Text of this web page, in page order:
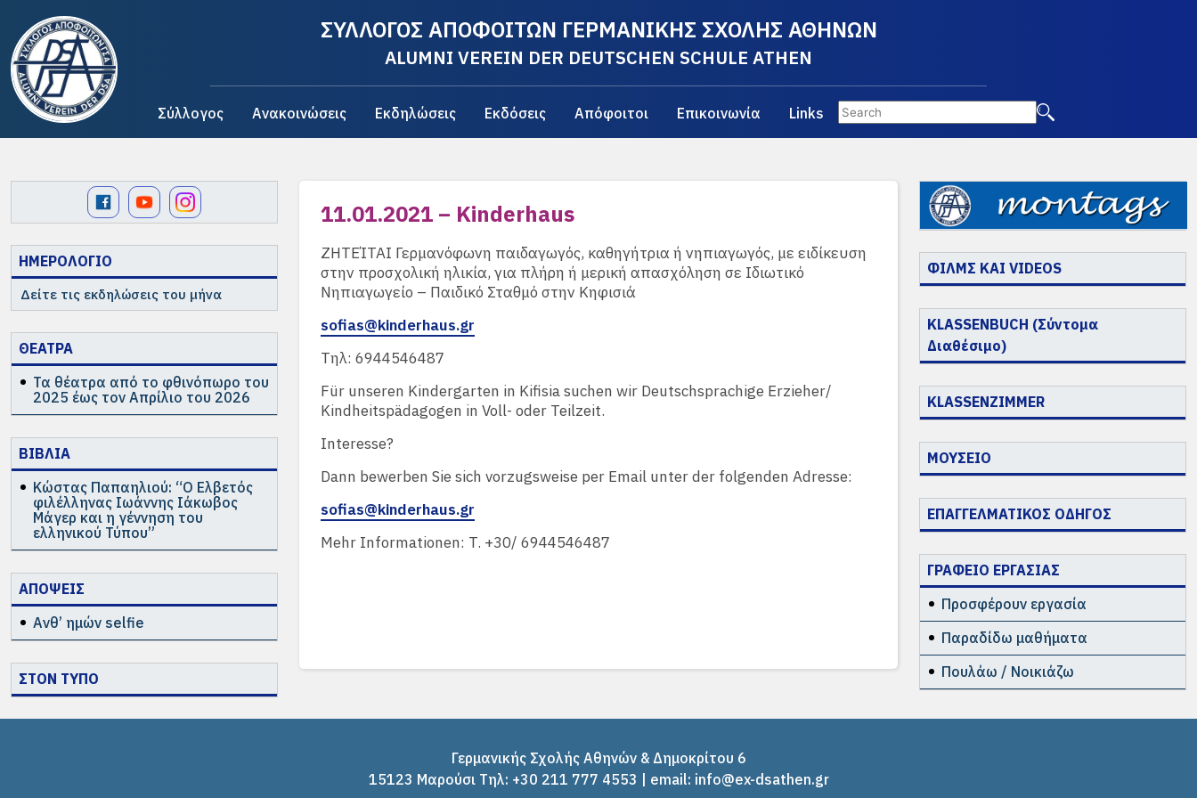
ΣΥΛΛΟΓΟΣ ΑΠΟΦΟΙΤΩΝ ΓΕΡΜΑΝΙΚΗΣ ΣΧΟΛΗΣ ΑΘΗΝΩΝ
ALUMNI VEREIN DER DEUTSCHEN SCHULE ATHEN
Σύλλογος Ανακοινώσεις Εκδηλώσεις Εκδόσεις Απόφοιτοι Επικοινωνία Links
ΗΜΕΡΟΛΟΓΙΟ
Δείτε τις εκδηλώσεις του μήνα
ΘΕΑΤΡΑ
Τα θέατρα από το φθινόπωρο του
2025 έως τον Απρίλιο του 2026
ΒΙΒΛΙΑ
Κώστας Παπαηλιού: “Ο Ελβετός
φιλέλληνας Ιωάννης Ιάκωβος
Μάγερ και η γέννηση του
ελληνικού Τύπου”
ΑΠΟΨΕΙΣ
Ανθ’ ημών selfie
ΣΤΟΝ ΤΥΠΟ
11.01.2021 – Kinderhaus
ΖΗΤΕΊΤΑΙ Γερμανόφωνη παιδαγωγός, καθηγήτρια ή νηπιαγωγός, με ειδίκευση
στην προσχολική ηλικία, για πλήρη ή μερική απασχόληση σε Ιδιωτικό
Νηπιαγωγείο – Παιδικό Σταθμό στην Κηφισιά
sofias@kinderhaus.gr
Τηλ: 6944546487
Für unseren Kindergarten in Kifisia suchen wir Deutschsprachige Erzieher/
Kindheitspädagogen in Voll- oder Teilzeit.
Interesse?
Dann bewerben Sie sich vorzugsweise per Email unter der folgenden Adresse:
sofias@kinderhaus.gr
Mehr Informationen: T. +30/ 6944546487
ΦΙΛΜΣ ΚΑΙ VIDEOS
KLASSENBUCH (Σύντομα
Διαθέσιμο)
KLASSENZIMMER
ΜΟΥΣΕΙΟ
ΕΠΑΓΓΕΛΜΑΤΙΚΟΣ ΟΔΗΓΟΣ
ΓΡΑΦΕΙΟ ΕΡΓΑΣΙΑΣ
Προσφέρουν εργασία
Παραδίδω μαθήματα
Πουλάω / Νοικιάζω
Γερμανικής Σχολής Αθηνών & Δημοκρίτου 6
15123 Μαρούσι Tηλ: +30 211 777 4553 | email: info@ex-dsathen.gr